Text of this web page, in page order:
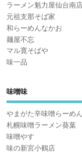
ラーメン魁力屋仙台南
元祖支那そば家
和らーめんなかお
麺屋不忘
マル寛そばや
味一品
味噌味
やまがた辛味噌らーめ
札幌味噌ラーメン葵葉
味噌やす
味の新宮小鶴店